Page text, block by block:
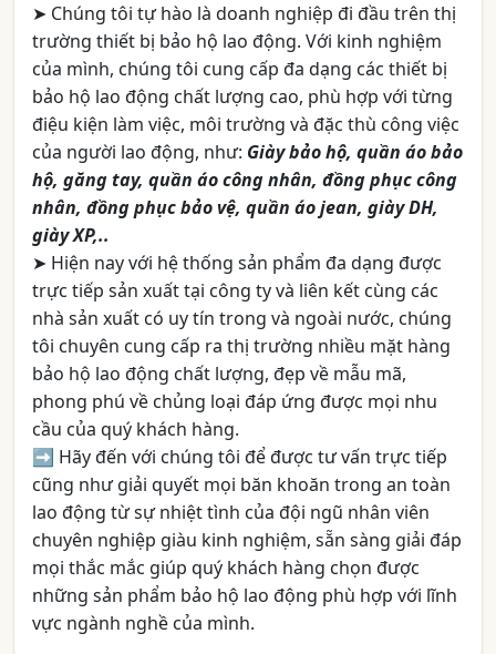
➤ Chúng tôi tự hào là doanh nghiệp đi đầu trên thị
trường thiết bị bảo hộ lao động. Với kinh nghiệm
của mình, chúng tôi cung cấp đa dạng các thiết bị
bảo hộ lao động chất lượng cao, phù hợp với từng
điệu kiện làm việc, môi trường và đặc thù công việc
của người lao động, như: Giày bảo hộ, quần áo bảo
hộ, găng tay, quần áo công nhân, đồng phục công
nhân, đồng phục bảo vệ, quần áo jean, giày DH,
giày XP,..
➤ Hiện nay với hệ thống sản phẩm đa dạng được
trực tiếp sản xuất tại công ty và liên kết cùng các
nhà sản xuất có uy tín trong và ngoài nước, chúng
tôi chuyên cung cấp ra thị trường nhiều mặt hàng
bảo hộ lao động chất lượng, đẹp về mẫu mã,
phong phú về chủng loại đáp ứng được mọi nhu
cầu của quý khách hàng.
➡ Hãy đến với chúng tôi để được tư vấn trực tiếp
cũng như giải quyết mọi băn khoăn trong an toàn
lao động từ sự nhiệt tình của đội ngũ nhân viên
chuyên nghiệp giàu kinh nghiệm, sẵn sàng giải đáp
mọi thắc mắc giúp quý khách hàng chọn được
những sản phẩm bảo hộ lao động phù hợp với lĩnh
vực ngành nghề của mình.